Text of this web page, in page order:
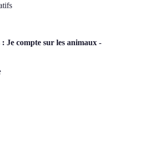
Je compte sur les animaux -